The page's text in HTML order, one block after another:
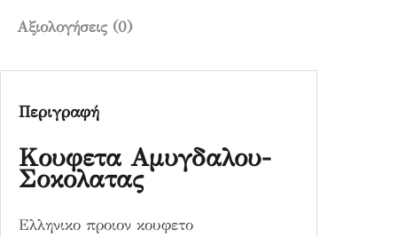
Σ
Αξιολογήσεις (0)
Περιγραφή
Κουφετα Αμυγδαλου-
Σοκολατας
Ελληνικο προιον κουφετο